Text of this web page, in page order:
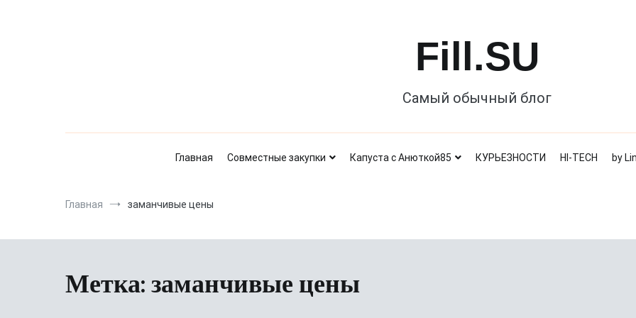
Fill.SU
Самый обычный блог
Главная Совместные закупки Капуста с Анюткой85 КУРЬЕЗНОСТИ HI-TECH by
Главная заманчивые цены
Метка:заманчивые цены